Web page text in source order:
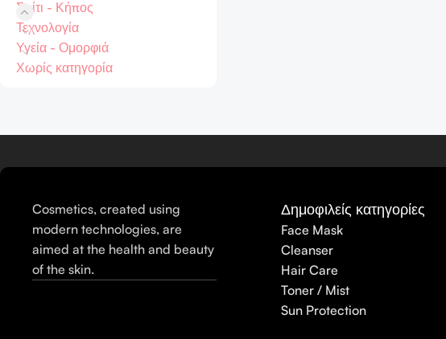
Σπίτι - Κήπος
Τεχνολογία
Υγεία - Ομορφιά
Χωρίς κατηγορία
Cosmetics, created using
modern technologies, are
aimed at the health and beauty
of the skin.
Δημοφιλείς κατηγορίες
Face Mask
Cleanser
Hair Care
Toner / Mist
Sun Protection